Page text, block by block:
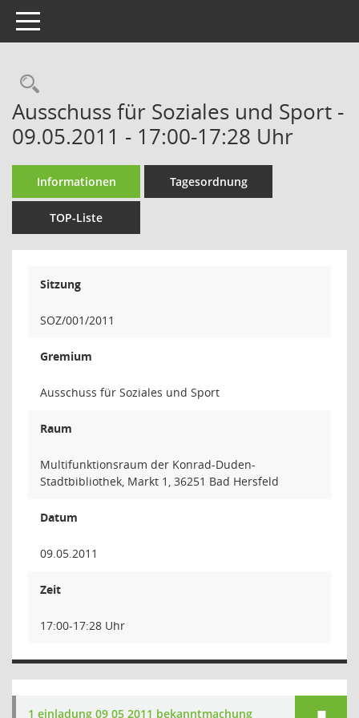
Toggle navigation
Rechercheauswahl
Ausschuss für Soziales und Sport -
09.05.2011 - 17:00-17:28 Uhr
Informationen Tagesordnung
TOP-Liste
Sitzung
SOZ/001/2011
Gremium
Ausschuss für Soziales und Sport
Raum
Multifunktionsraum der Konrad-Duden-
Stadtbibliothek, Markt 1, 36251 Bad Hersfeld
Datum
09.05.2011
Zeit
17:00-17:28 Uhr
1 einladung 09 05 2011 bekanntmachung